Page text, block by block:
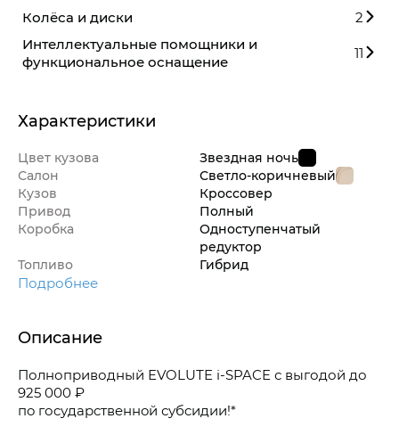
Колёса и диски
2
Интеллектуальные помощники и
функциональное оснащение
11
Характеристики
Цвет кузова
Звездная ночь
Салон
Светло-коричневый
Кузов
Кроссовер
Привод
Полный
Коробка
Одноступенчатый
редуктор
Топливо
Гибрид
Подробнее
Описание
Полноприводный EVOLUТE i-SPACE с выгодой до
925 000 ₽
пo гоcударcтвeннoй субcидии!*